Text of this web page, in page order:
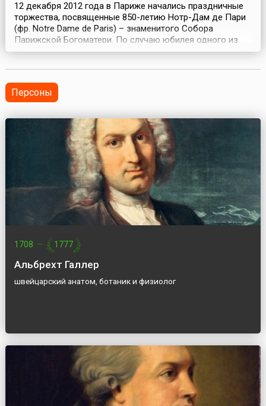
12 декабря 2012 года в Париже начались праздничные
торжества, посвященные 850-летию Нотр-Дам де Пари
(фр. Notre Dame de Paris) – знаменитого Собора
Парижской Богоматери. По случаю юбилея одного из
самых известных зданий мира они проходили во
(это богослужения, концерты, выставки, фестивали,
науч...
Персоны
1708 — 1777
Альбрехт Галлер
швейцарский анатом, ботаник и физиолог